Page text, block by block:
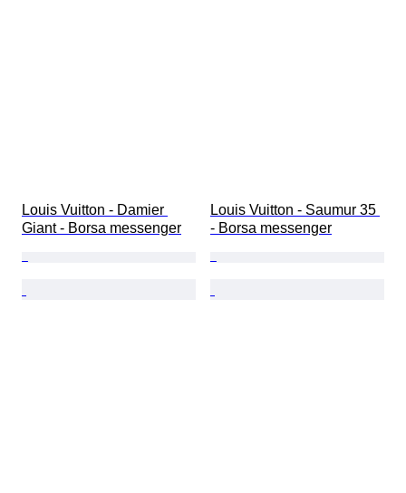
Louis Vuitton - Damier
Giant - Borsa messenger
Louis Vuitton - Saumur 35
- Borsa messenger